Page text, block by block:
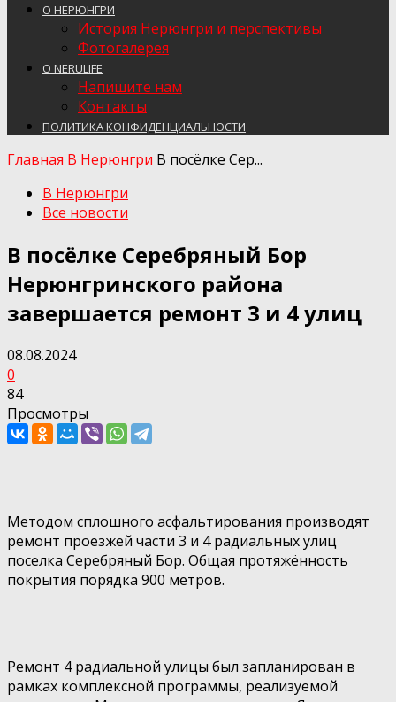
О НЕРЮНГРИ
История Нерюнгри и перспективы
Фотогалерея
О NERULIFE
Напишите нам
Контакты
ПОЛИТИКА КОНФИДЕНЦИАЛЬНОСТИ
Главная В Нерюнгри В посёлке Сер...
В Нерюнгри
Все новости
В посёлке Серебряный Бор
Нерюнгринского района
завершается ремонт 3 и 4 улиц
08.08.2024
0
84
Просмотры
Методом сплошного асфальтирования производят
ремонт проезжей части 3 и 4 радиальных улиц
поселка Серебряный Бор. Общая протяжённость
покрытия порядка 900 метров.
Ремонт 4радиальной улицы был запланирован в
рамках комплексной программы, реализуемой